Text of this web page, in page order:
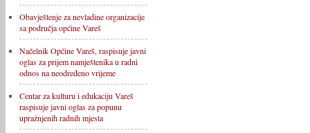
Obavještenje za nevladine organizacije
sa područja općine Vareš
Načelnik Općine Vareš, raspisuje javni
oglas za prijem namještenika u radni
odnos na neodređeno vrijeme
Centar za kulturu i edukaciju Vareš
raspisuje javni oglas za popunu
upražnjenih radnih mjesta